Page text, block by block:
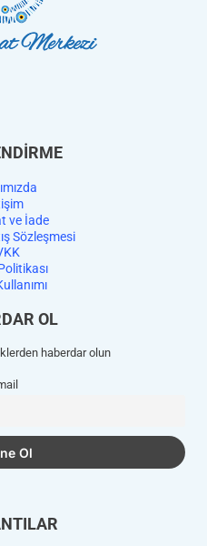
ve İade
Sözleşmesi
OL
haberdar olun